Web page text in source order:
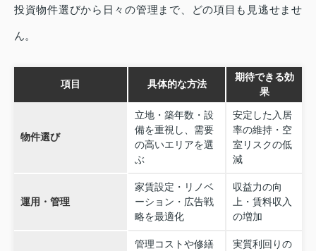
投資物件選びから日々の管理まで、どの項目も見逃せませ
ん。
項目 具体的な方法
期待できる効
果
物件選び
立地・築年数・設
備を重視し、需要
の高いエリアを選
ぶ
安定した入居
率の維持・空
室リスクの低
減
運用・管理
家賃設定・リノベ
ーション・広告戦
略を最適化
収益力の向
上・賃料収入
の増加
管理コストや修繕
実質利回りの